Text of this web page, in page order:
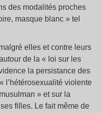
des modalités proches
masque blanc » tel
elles et contre leurs
de la « loi sur les
la persistance des
l’hétérosexualité violente
» et sur la
filles. Le fait même de